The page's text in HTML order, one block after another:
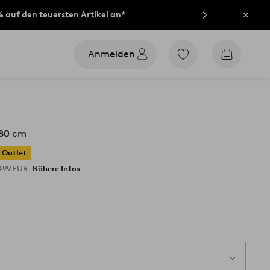
auf den teuersten Artikel an*
Anmelden
Zu
Zum
cm
Outlet
EUR Nähere Infos